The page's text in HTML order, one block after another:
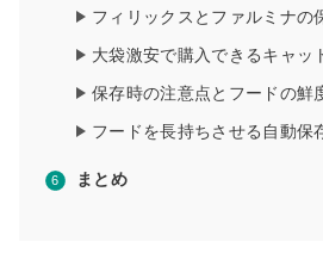
フィリックスとファルミナの
大袋激安で購入できるキャッ
保存時の注意点とフードの鮮
フードを長持ちさせる自動保
まとめ